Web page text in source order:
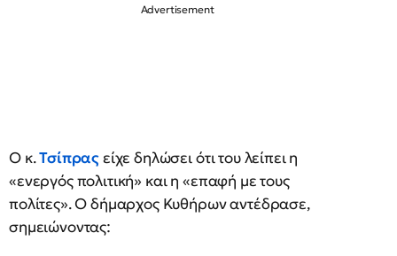
Ο κ.Τσίπραςείχε δηλώσει ότι του λείπει η
«ενεργός πολιτική» και η «επαφή με τους
πολίτες». Ο δήμαρχος Κυθήρων αντέδρασε,
σημειώνοντας: